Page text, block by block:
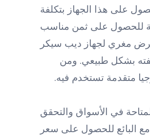
على هذا الجهاز بتكلفة
للحصول على ثمن مناسب
بشكل طبيعي. ومن
متقدمة تستخدم فيه.
في الأسواق والتحقق
البائع للحصول على سعر